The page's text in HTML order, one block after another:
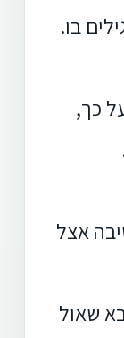
בו.
כך,
אצל
שאול